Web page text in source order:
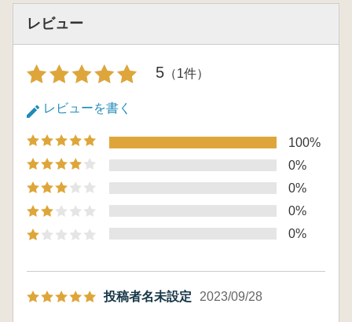
特別論考 犬木努 埴輪からみた南九州と近
畿 西都原古墳群を中心として
特別論考 橋本達也 地下式横穴墓とはなにか
特別論考 吉村和昭 地下式横穴における埋葬
原理と女性への武器副葬
レビュー
5 （1件）
レビューを書く
100%
0%
0%
0%
0%
投稿者名未設定 2023/09/28